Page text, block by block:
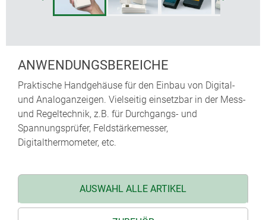
ANWENDUNGSBEREICHE
Praktische Handgehäuse für den Einbau von Digital-
und Analoganzeigen. Vielseitig einsetzbar in der Mess-
und Regeltechnik, z.B. für Durchgangs- und
Spannungsprüfer, Feldstärkemesser,
Digitalthermometer, etc.
AUSWAHL ALLE ARTIKEL